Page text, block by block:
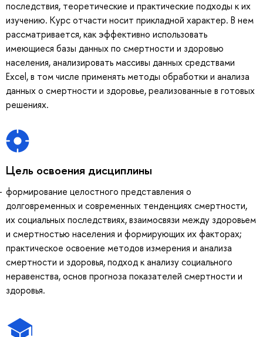
последствия, теоретические и практические подходы к их
изучению. Курс отчасти носит прикладной характер. В нем
рассматривается, как эффективно использовать
имеющиеся базы данных по смертности и здоровью
населения, анализировать массивы данных средствами
Excel, в том числе применять методы обработки и анализа
данных о смертности и здоровье, реализованные в готовых
решениях.
Цель освоения дисциплины
формирование целостного представления о
долговременных и современных тенденциях смертности,
их социальных последствиях, взаимосвязи между здоровьем
и смертностью населения и формирующих их факторах;
практическое освоение методов измерения и анализа
смертности и здоровья, подход к анализу социального
неравенства, основ прогноза показателей смертности и
здоровья.